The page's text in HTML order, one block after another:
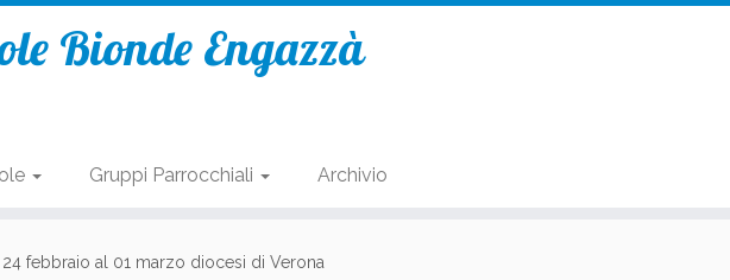
Bionde Engazzà
Gruppi Parrocchiali Archivio
febbraio al 01 marzo diocesi di Verona